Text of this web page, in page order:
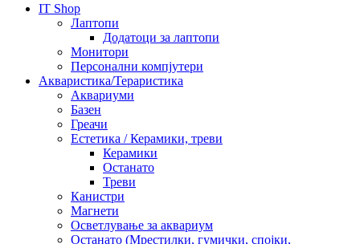
IT Shop
Лаптопи
Додатоци за лаптопи
Монитори
Персонални компјутери
Акваристика/Тераристика
Аквариуми
Базен
Греачи
Естетика / Керамики, треви
Керамики
Останато
Треви
Канистри
Магнети
Осветлување за аквариум
Останато (Мрестилки, гумички, спојки,